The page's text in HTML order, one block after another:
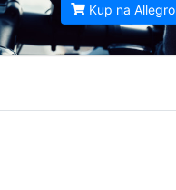
Kup na Allegro